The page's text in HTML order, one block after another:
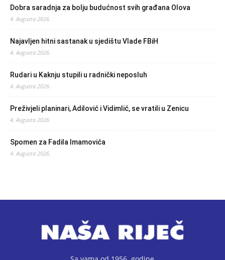
Dobra saradnja za bolju budućnost svih građana Olova
4. Augusta 2026.
Najavljen hitni sastanak u sjedištu Vlade FBiH
4. Augusta 2026.
Rudari u Kaknju stupili u radnički neposluh
4. Augusta 2026.
Preživjeli planinari, Adilović i Vidimlić, se vratili u Zenicu
4. Augusta 2026.
Spomen za Fadila Imamovića
4. Augusta 2026.